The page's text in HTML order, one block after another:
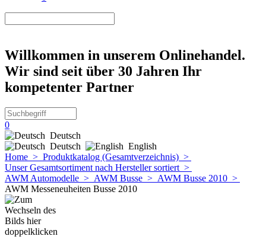
Willkommen in unserem Onlinehandel.
Wir sind seit über 30 Jahren Ihr
kompetenter Partner
0
Deutsch
Deutsch
English
Home > Produktkatalog (Gesamtverzeichnis) >
Unser Gesamtsortiment nach Hersteller sortiert >
AWM Automodelle > AWM Busse > AWM Busse 2010 >
AWM Messeneuheiten Busse 2010